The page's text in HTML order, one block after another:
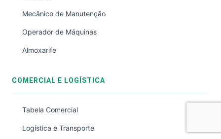
Mecânico de Manutenção
Operador de Máquinas
Almoxarife
COMERCIAL E LOGÍSTICA
Tabela Comercial
Logística e Transporte